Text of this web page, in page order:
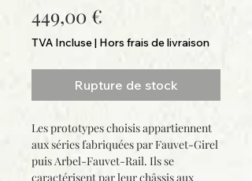
449,00 €
TVA Incluse| Hors frais de livraison
Rupture de stock
Les prototypes choisis appartiennent
aux séries fabriquées par Fauvet-Girel
puis Arbel-Fauvet-Rail. Ils se
caractérisent par leur châssis aux